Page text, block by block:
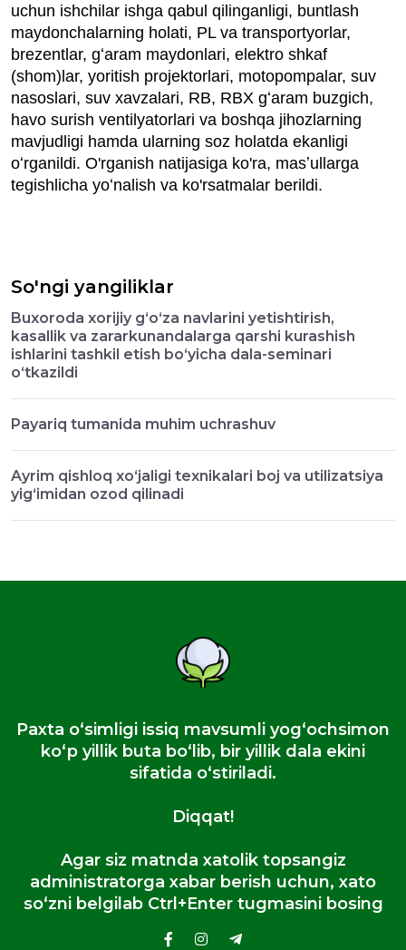
uchun ishchilar ishga qabul qilinganligi, buntlash
maydonchalarning holati, PL va transportyorlar,
brezentlar, gʻaram maydonlari, elektro shkaf
(shom)lar, yoritish projektorlari, motopompalar, suv
nasoslari, suv xavzalari, RB, RBX gʻaram buzgich,
havo surish ventilyatorlari va boshqa jihozlarning
mavjudligi hamda ularning soz holatda ekanligi
oʻrganildi. O'rganish natijasiga ko'ra, masʼullarga
tegishlicha yoʻnalish va ko'rsatmalar berildi.
So'ngi yangiliklar
Buxoroda xorijiy g‘o‘za navlarini yetishtirish,
kasallik va zararkunandalarga qarshi kurashish
ishlarini tashkil etish bo‘yicha dala-seminari
o‘tkazildi
Payariq tumanida muhim uchrashuv
Ayrim qishloq xo‘jaligi texnikalari boj va utilizatsiya
yig‘imidan ozod qilinadi
Paxta oʻsimligi issiq mavsumli yogʻochsimon
koʻp yillik buta boʻlib, bir yillik dala ekini
sifatida oʻstiriladi.
Diqqat!
Agar siz matnda xatolik topsangiz
administratorga xabar berish uchun, xato
so‘zni belgilab Ctrl+Enter tugmasini bosing